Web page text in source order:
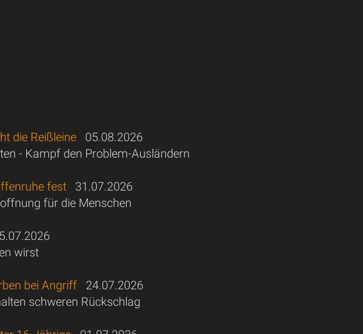
die Reißleine 05.08.2026
- Kampf den Problem-Ausländern
fest 31.07.2026
für die Menschen
wirst
bei Angriff 24.07.2026
schweren Rückschlag